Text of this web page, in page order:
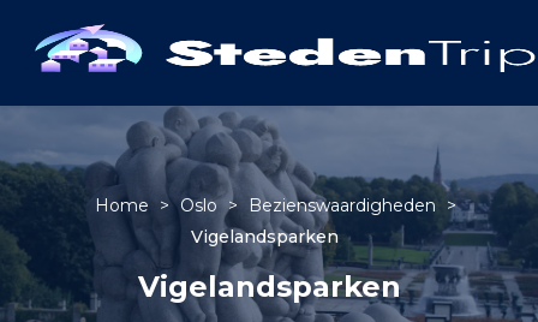
Home > Oslo > Bezienswaardigheden
>
Vigelandsparken
Vigelandsparken